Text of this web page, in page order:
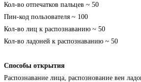
Кол-во отпечатков пальцев ~ 50
Пин-код пользователя ~ 100
Кол-во лиц к распознаванию ~ 50
Кол-во ладоней к распознаванию ~ 50
Способы открытия
Распознавание лица, распознование вен